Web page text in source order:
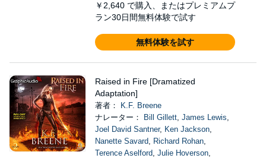
￥2,640 で購入、またはプレミアムプ
ラン30日間無料体験で試す
無料体験を試す
Raised in Fire [Dramatized
Adaptation]
著者：
K.F. Breene
ナレーター：
Bill Gillett, James Lewis,
Joel David Santner, Ken Jackson,
Nanette Savard, Richard Rohan,
Terence Aselford, Julie Hoverson,